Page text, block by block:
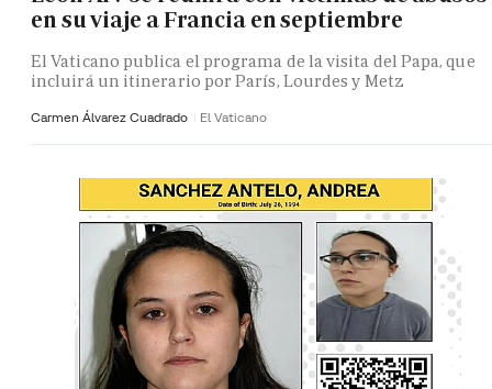
en su viaje a Francia en septiembre
El Vaticano publica el programa de la visita del Papa, que
incluirá un itinerario por París, Lourdes y Metz
Carmen Álvarez Cuadrado El Vaticano